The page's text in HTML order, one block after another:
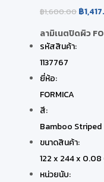
฿1,600.00 ฿
ลามิเนตปิดผิว
รหัสสินค้า:
1137767
ยี่ห้อ:
FORMICA
สี:
Bamboo Striped
ขนาดสินค้า:
122 x 244 x 0.08
หน่วยนับ: